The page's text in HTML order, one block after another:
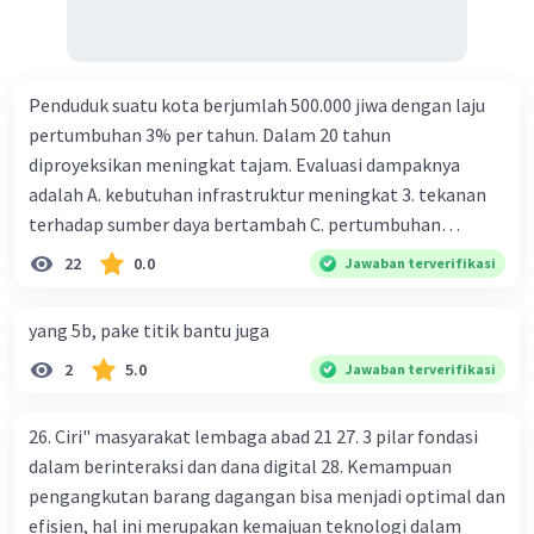
kontraktif dilakukan dengan cara .... a. Menurunkan
pengeluaran pemerintah (G), menambah pembayaran
transfer (Tr) dan meningkatkan pemungutan pajak (Tx) b.
Menurunkan G, mengurangi Tr, dan meningkatkan Tx c.
Menurunkan G, menambah Tr, dan menurunkan Tx d.
Meningkatkan G, mengurangi Tr, dan menurunkan Tx e.
Meningkatkan G, menambah Tr, dan menurunkan Tx Cara
Sentral dalam melakukan kebijakan moneter adalah .... a.
Mengatur jumlah pemberian kredit b. Menetapkan harga
surat-surat berharga di pasar uang c. Menetapkan giro
tingkat bunga tabungan e. Mengatur tingkat bunga
pinjaman bank sentral kepada bank umum Perhatikan
beberapa pernyataan berikut. 1). Menaikkan tarif pajak. 2).
Penduduk suatu kota berjumlah 500.000 jiwa dengan laju
pertumbuhan 3% per tahun. Dalam 20 tahun
diproyeksikan meningkat tajam. Evaluasi dampaknya
adalah A. kebutuhan infrastruktur meningkat 3. tekanan
terhadap sumber daya bertambah C. pertumbuhan
eksponensial berdampak jangka panjang D. tidak
memengaruhi tata ruang E. proyeksi penduduk penting
22 0.0 Jawaban terverifikasi
yang 5b, pake titik bantu juga
2 5.0 Jawaban terverifikasi
26. Ciri" masyarakat lembaga abad 21 27. 3 pilar fondasi
dalam berinteraksi dan dana digital 28. Kemampuan
pengangkutan barang dagangan bisa menjadi optimal dan
efisien, hal ini merupakan kemajuan teknologi dalam